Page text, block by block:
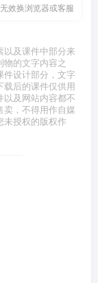
效换浏览器或客服
以及课件中部分来
物的文字内容之
件设计部分，文字
载后的课件仅供用
以及网站内容都不
卖，不得用作自媒
未授权的版权作